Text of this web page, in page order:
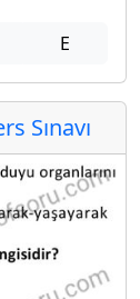
E
Sınavı